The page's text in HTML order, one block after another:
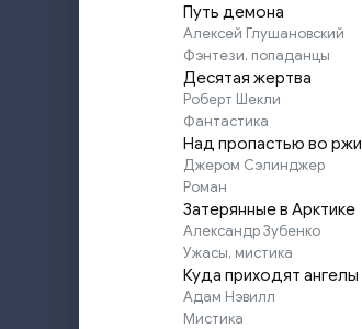
Путь демона
Алексей Глушановский
Фэнтези, попаданцы
Десятая жертва
Роберт Шекли
Фантастика
Над пропастью во ржи
Джером Сэлинджер
Роман
Затерянные в Арктике
Александр Зубенко
Ужасы, мистика
Куда приходят ангелы
Адам Нэвилл
Мистика